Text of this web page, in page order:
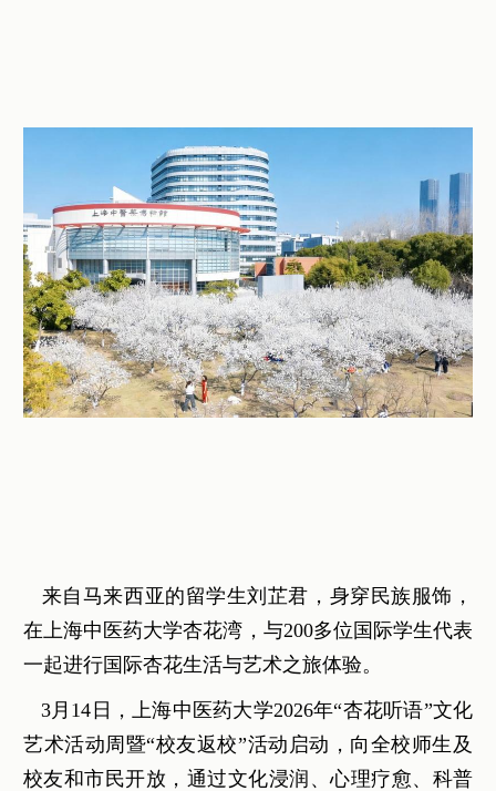
来自马来西亚的留学生刘芷君，身穿民族服饰，
在上海中医药大学杏花湾，与200多位国际学生代表
一起进行国际杏花生活与艺术之旅体验。
3月14日，上海中医药大学2026年“杏花听语”文化
艺术活动周暨“校友返校”活动启动，向全校师生及
校友和市民开放，通过文化浸润、心理疗愈、科普